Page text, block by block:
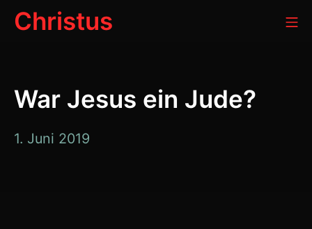
Zum
InhaltChristus
War Jesus ein Jude?
1. Juni 2019